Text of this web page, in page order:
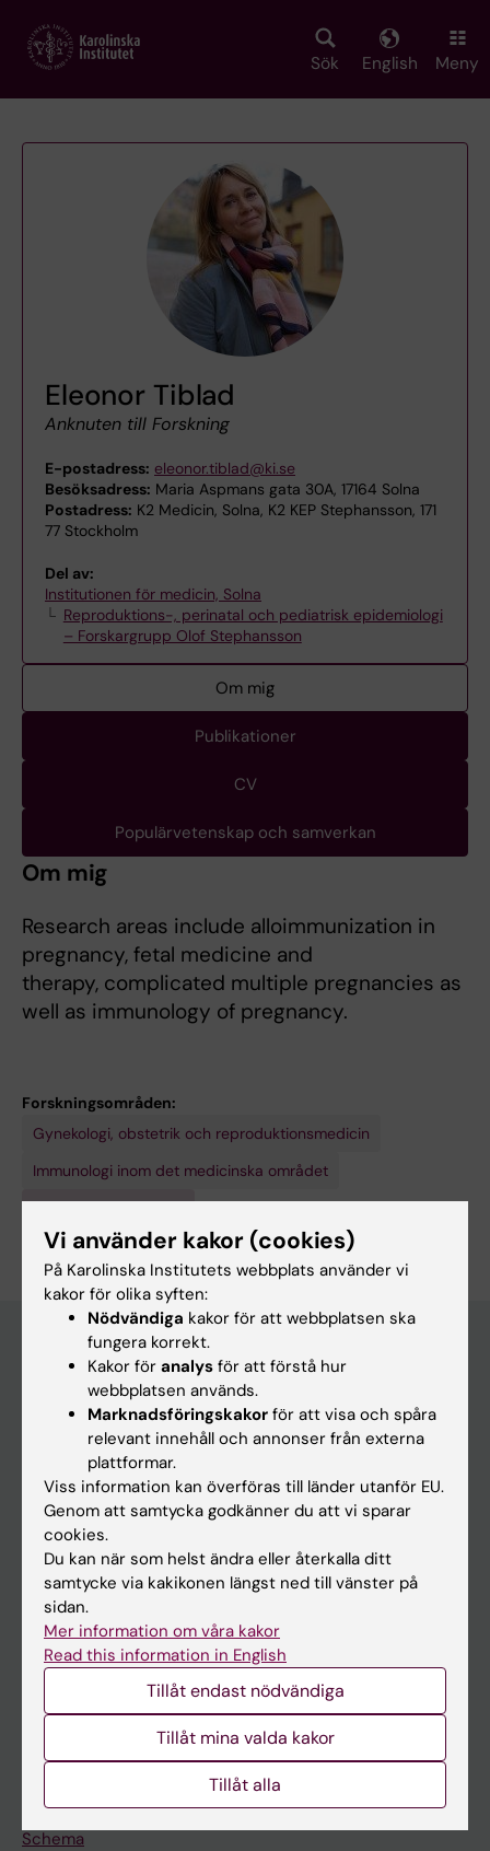
main
Sök English Meny
Eleonor Tiblad
Anknuten till Forskning
E-postadress: eleonor.tiblad@ki.se
Besöksadress: Maria Aspmans gata 30A, 17164 Solna
Postadress: K2 Medicin, Solna, K2 KEP Stephansson, 171
77 Stockholm
Del av:
Institutionen för medicin, Solna
Reproduktions-, perinatal och pediatrisk epidemiologi
– Forskargrupp Olof Stephansson
Om mig
Publikationer
CV
Populärvetenskap och samverkan
Om mig
Research areas include alloimmunization in
pregnancy, fetal medicine and
therapy, complicated multiple pregnancies as
well as immunology of pregnancy.
Forskningsområden:
Gynekologi, obstetrik och reproduktionsmedicin
Immunologi inom det medicinska området
Redigera din profil
Huvudmeny
Utbildning
Forskarutbildning
Forskning
Om KI
På gång
Nyheter
Kalender
Ladok
Canvas
Schema
Vi använder kakor (cookies)
På Karolinska Institutets webbplats använder vi
kakor för olika syften:
Nödvändiga kakor för att webbplatsen ska
fungera korrekt.
Kakor för analys för att förstå hur
webbplatsen används.
Marknadsföringskakor för att visa och spåra
relevant innehåll och annonser från externa
plattformar.
Viss information kan överföras till länder utanför EU.
Genom att samtycka godkänner du att vi sparar
cookies.
Du kan när som helst ändra eller återkalla ditt
samtycke via kakikonen längst ned till vänster på
sidan.
Mer information om våra kakor
Read this information in English
Tillåt endast nödvändiga
Tillåt mina valda kakor
Tillåt alla